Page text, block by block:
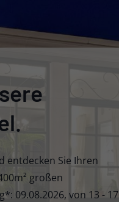
entdecken Sie Ihren
großen
09.08.2026, von 13 - 17